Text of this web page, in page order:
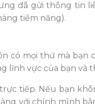
đã gửi thông tin
tiềm năng).
có mọi thứ mà bạn
lĩnh vực của bạn và
tiếp. Nếu bạn
với chính mình